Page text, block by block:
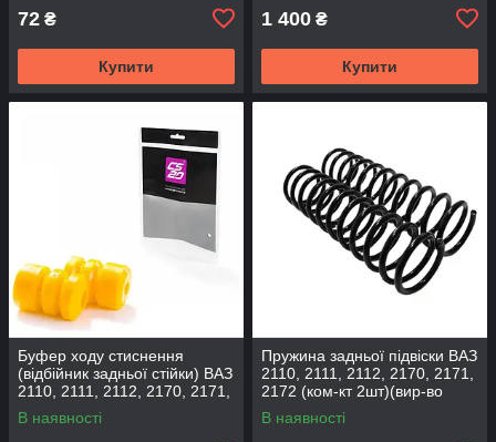
72 ₴
Купити
1 400 ₴
Купити
Буфер ходу стиснення
(відбійник задньої стійки) ВАЗ
2110, 2111, 2112, 2170, 2171,
2172 (2шт) (вир-во CS-20
В наявності
Пружина задньої підвіски ВАЗ
2110, 2111, 2112, 2170, 2171,
2172 (ком-кт 2шт)(вир-во
SKADI)
В наявності